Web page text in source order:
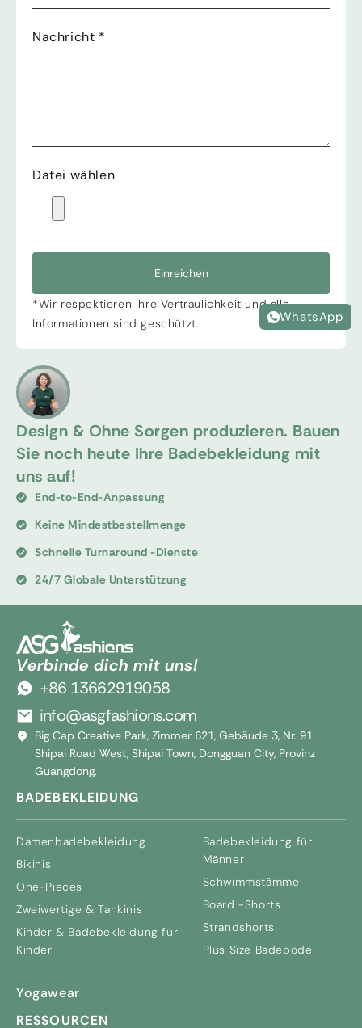
Design & Ohne Sorgen produzieren. Bauen
Sie noch heute Ihre Badebekleidung mit
uns auf!
End-to-End-Anpassung
Keine Mindestbestellmenge
Schnelle Turnaround -Dienste
24/7 Globale Unterstützung
Nachricht *
Datei wählen
Einreichen
*Wir respektieren Ihre Vertraulichkeit und alle
Informationen sind geschützt.
Verbinde dich mit uns!
+86 13662919058
info@asgfashions.com
Big Cap Creative Park, Zimmer 621, Gebäude 3, Nr. 91
Shipai Road West, Shipai Town, Dongguan City, Provinz
Guangdong.
BADEBEKLEIDUNG
Damenbadebekleidung
Bikinis
One-Pieces
Zweiwertige & Tankinis
Kinder & Badebekleidung für
Kinder
Badebekleidung für
Männer
Schwimmstämme
Board -Shorts
Strandshorts
Plus Size Badebode
Yogawear
RESSOURCEN
WhatsApp